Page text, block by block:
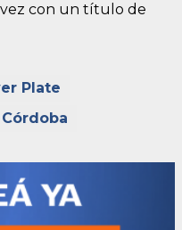
con un título de
Plate